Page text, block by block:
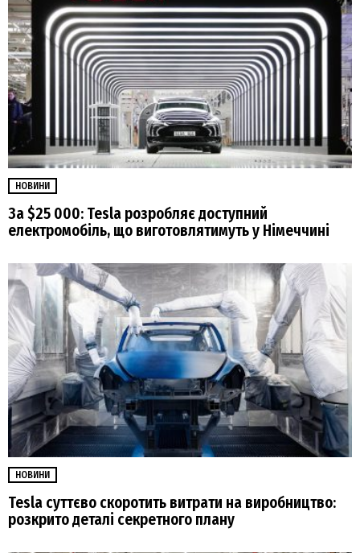
НОВИНИ
За $25 000: Tesla розробляє доступний
електромобіль, що виготовлятимуть у Німеччині
НОВИНИ
Tesla суттєво скоротить витрати на виробництво:
розкрито деталі секретного плану